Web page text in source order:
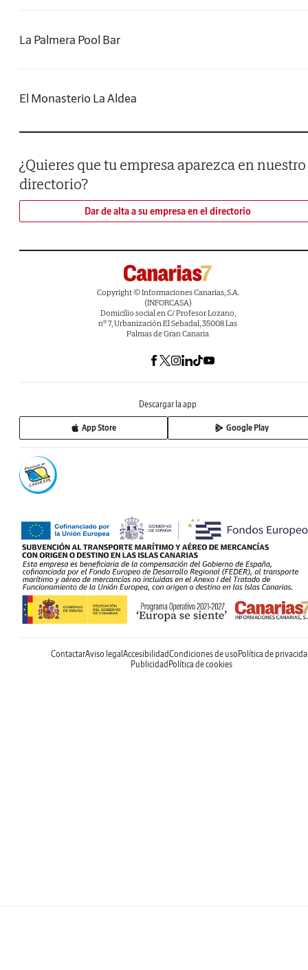
La Palmera Pool Bar
El Monasterio La Aldea
¿Quieres que tu empresa aparezca en nuestro
directorio?
Dar de alta a su empresa en el directorio
Copyright © Informaciones Canarias, S.A.
(INFORCASA)
Domicilio social en C/ Profesor Lozano,
nº 7, Urbanización El Sebadal, 35008 Las
Palmas de Gran Canaria
Descargar la app
App Store Google Play
ContactarAviso legalAccesibilidadCondiciones de usoPolítica de
PublicidadPolítica de cookies